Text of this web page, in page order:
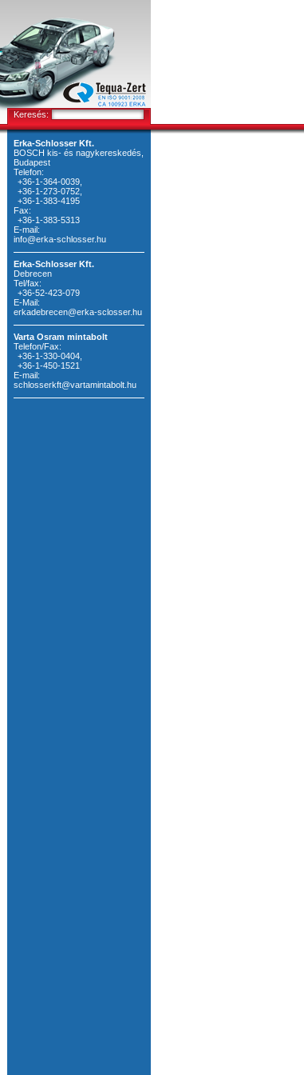
Keresés:
Erka-Schlosser Kft.
BOSCH kis- és nagykereskedés,
Budapest
Telefon:
+36-1-364-0039,
+36-1-273-0752,
+36-1-383-4195
Fax:
+36-1-383-5313
E-mail:
info@erka-schlosser.hu
Erka-Schlosser Kft.
Debrecen
Tel/fax:
+36-52-423-079
E-Mail:
erkadebrecen@erka-sclosser.hu
Varta Osram mintabolt
Telefon/Fax:
+36-1-330-0404,
+36-1-450-1521
E-mail:
schlosserkft@vartamintabolt.hu